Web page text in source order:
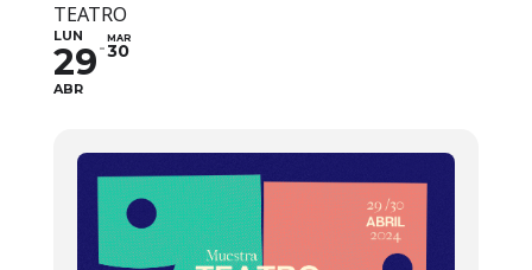
TEATRO
LUN
29
ABR
MAR
30